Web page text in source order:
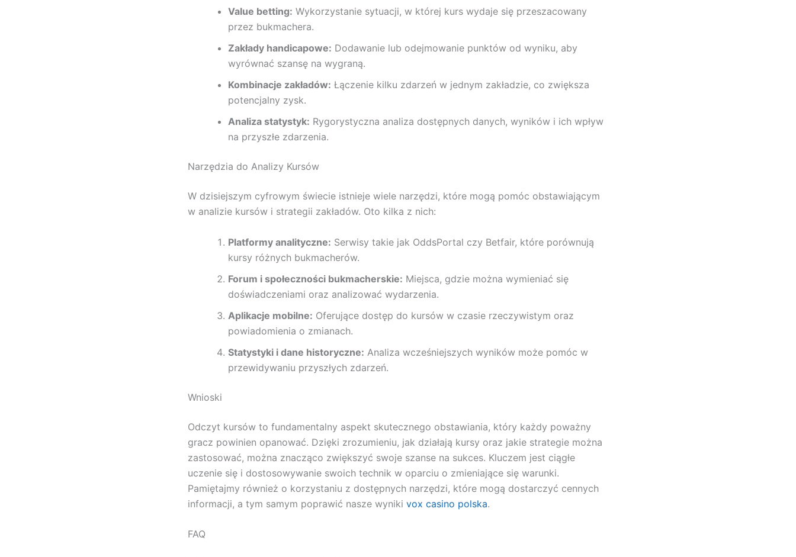
Value betting: Wykorzystanie sytuacji, w której kurs wydaje się przeszacowany
przez bukmachera.
Zakłady handicapowe: Dodawanie lub odejmowanie punktów od wyniku, aby
wyrównać szansę na wygraną.
Kombinacje zakładów: Łączenie kilku zdarzeń w jednym zakładzie, co zwiększa
potencjalny zysk.
Analiza statystyk: Rygorystyczna analiza dostępnych danych, wyników i ich wpływ
na przyszłe zdarzenia.
Narzędzia do Analizy Kursów
W dzisiejszym cyfrowym świecie istnieje wiele narzędzi, które mogą pomóc obstawiającym
w analizie kursów i strategii zakładów. Oto kilka z nich:
Platformy analityczne: Serwisy takie jak OddsPortal czy Betfair, które porównują
kursy różnych bukmacherów.
Forum i społeczności bukmacherskie: Miejsca, gdzie można wymieniać się
doświadczeniami oraz analizować wydarzenia.
Aplikacje mobilne: Oferujące dostęp do kursów w czasie rzeczywistym oraz
powiadomienia o zmianach.
Statystyki i dane historyczne: Analiza wcześniejszych wyników może pomóc w
przewidywaniu przyszłych zdarzeń.
Wnioski
Odczyt kursów to fundamentalny aspekt skutecznego obstawiania, który każdy poważny
gracz powinien opanować. Dzięki zrozumieniu, jak działają kursy oraz jakie strategie można
zastosować, można znacząco zwiększyć swoje szanse na sukces. Kluczem jest ciągłe
uczenie się i dostosowywanie swoich technik w oparciu o zmieniające się warunki.
Pamiętajmy również o korzystaniu z dostępnych narzędzi, które mogą dostarczyć cennych
informacji, a tym samym poprawić nasze wyniki vox casino polska.
FAQ